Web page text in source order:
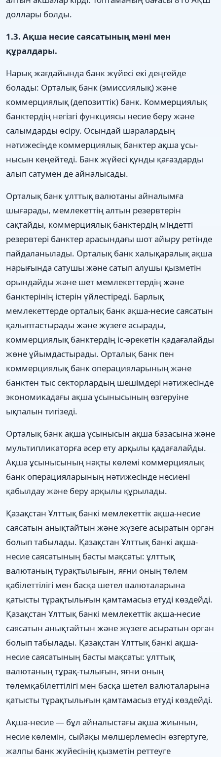
доллары болды.
1.3. Ақша несие саясатының мәні мен
құралдары.
Нарық жағдайында банк жүйесі екі деңгейде
болады: Орталық банк (эмиссиялық) және
коммерциялық (депозиттік) банк. Коммерциялық
банктердің негізгі функциясы несие беру және
салымдарды өсіру. Осындай шаралардың
нәтижесіңде коммерциялық банктер ақша ұсы-
нысын кеңейтеді. Банк жүйесі қүнды қағаздарды
алып сатумен де айналысады.
Орталық банк ұлттық валютаны айналымға
шығарады, мемлекеттің алтын резервтерін
сақтайды, коммерциялық банктердің міңдетті
резервтері банктер арасындағы шот айыру ретінде
пайдаланылады. Орталық банк халықаралық ақша
нарығында сатушы және сатып алушы қызметін
орындайды және шет мемлекеттердің және
банктерінің істерін үйлестіреді. Барлық
мемлекеттерде орталық банк ақша-несие саясатын
қалыптастырады және жүзеге асырады,
коммерциялық банктердің іс-әрекетін қадағалайды
жөне ұйымдастырады. Орталық банк пен
коммерциялық банк операцияларының және
банктен тыс секторлардың шешімдері нәтижесінде
экономикадағы ақша ұсынысының өзгеруіне
ықпалын тигізеді.
Орталық банк ақша ұсынысын ақша базасына және
мультипликаторға әсер ету арқылы қадағалайды.
Ақша ұсынысының нақты көлемі коммерциялық
банк операцияларының нәтижесінде несиені
қабылдау және беру арқылы құрылады.
Қазақстан Ұлттық банкі мемлекеттік ақша-несие
саясатын анықтайтын және жүзеге асыратын орган
болып табылады. Қазақстан Ұлттық банкі ақша-
несие саясатының басты мақсаты: ұлттық
валютаның тұрақтылығын, яғни оның төлем
қабілеттілігі мен басқа шетел валюталарына
қатысты тұрақтылығын қамтамасыз етуді көздейді.
Қазақстан Ұлттық банкі мемлекеттік ақша-несие
саясатын анықтайтын және жүзеге асыратын орган
болып табылады. Қазақстан Ұлттық банкі ақша-
несие саясатының басты мақсаты: ұлттық
валютаның тұрақ-тылығын, яғни оның
төлемқабілеттілігі мен басқа шетел валюталарына
қатысты тұрақтылығын қамтамасыз етуді көздейді.
Ақша-несие — бұл айналыстағы ақша жиынын,
несие көлемін, сыйақы мөлшерлемесін өзгертуге,
жалпы банк жүйесінің қызметін реттеуге